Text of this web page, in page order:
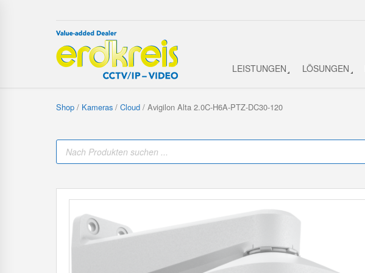
LEISTUNGEN LÖSUNGEN
Shop / Kameras / Cloud / Avigilon Alta 2.0C-H6A-PTZ-DC30-120
P
o